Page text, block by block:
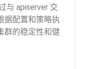
与 apiserver 交
据配置和策略执
群的稳定性和健